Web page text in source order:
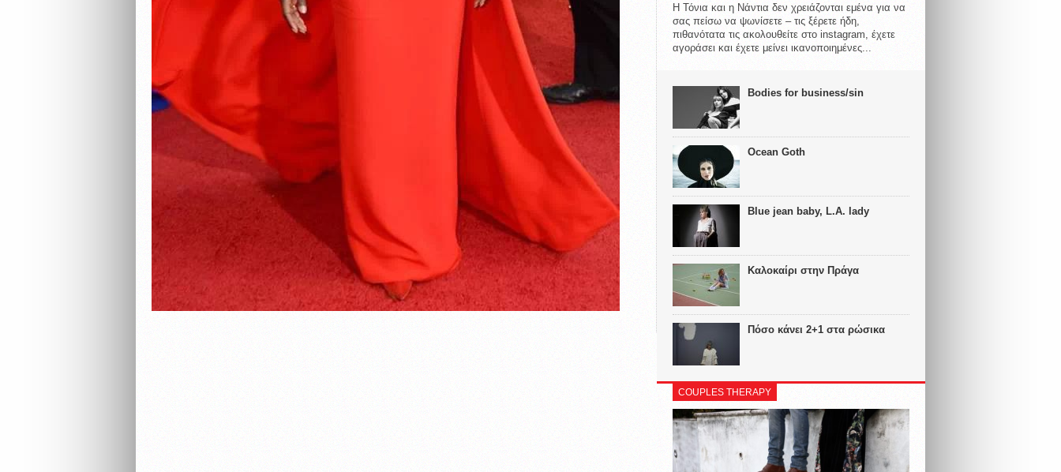
Η Τόνια και η Νάντια δεν χρειάζονται εμένα για να
σας πείσω να ψωνίσετε – τις ξέρετε ήδη,
πιθανότατα τις ακολουθείτε στο instagram, έχετε
αγοράσει και έχετε μείνει ικανοποιημένες...
Bodies for business/sin
Ocean Goth
Blue jean baby, L.A. lady
Καλοκαίρι στην Πράγα
Πόσο κάνει 2+1 στα ρώσικα
COUPLES THERAPY